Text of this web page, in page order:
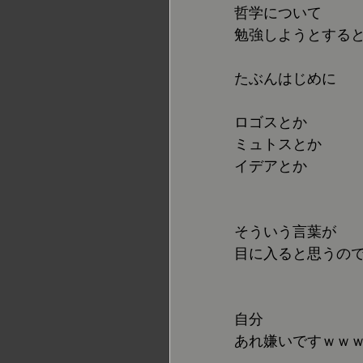
哲学について
勉強しようとすると
たぶんはじめに
ロゴスとか
ミュトスとか
イデアとか
そういう言葉が
目に入ると思うの
自分
あれ嫌いですｗｗ